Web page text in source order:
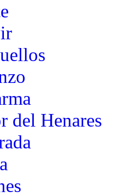
del Henares